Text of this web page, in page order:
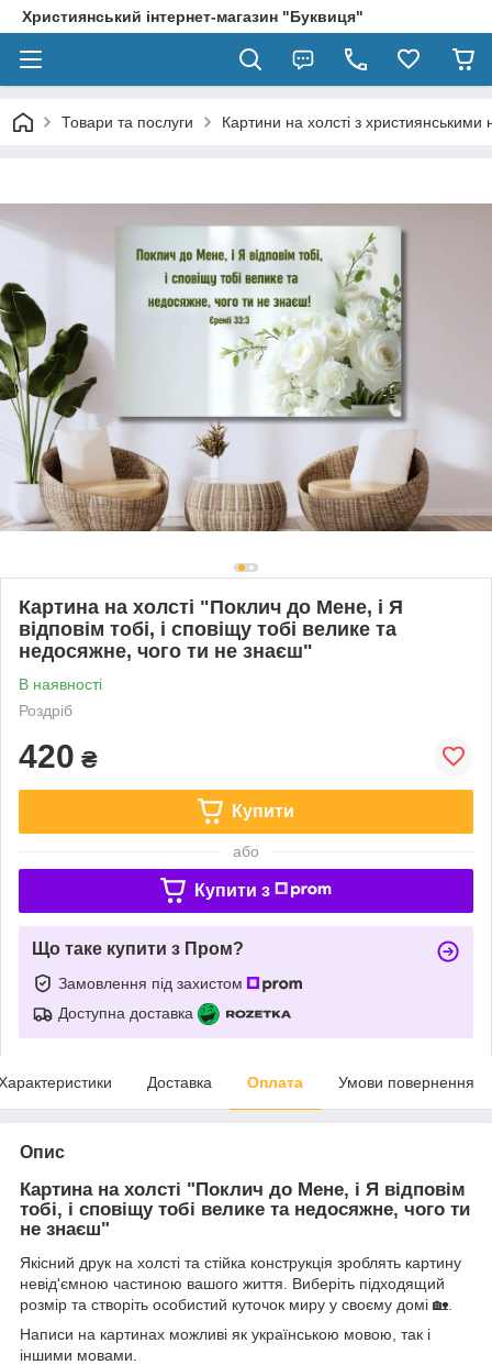
Християнський інтернет-магазин "Буквиця"
Товари та послуги Картини на холсті з християнськими
Картина на холсті "Поклич до Мене, і Я
відповім тобі, і сповіщу тобі велике та
недосяжне, чого ти не знаєш"
В наявності
Роздріб
420 ₴
Купити
або
Купити з
Що таке купити з Пром?
Замовлення під захистом
Доступна доставка
Доставка Оплата Умови повернення
Опис
Картина на холсті "Поклич до Мене, і Я відповім
тобі, і сповіщу тобі велике та недосяжне, чого ти
не знаєш"
Якісний друк на холсті та стійка конструкція зроблять картину
невід'ємною частиною вашого життя. Виберіть підходящий
розмір та створіть особистий куточок миру у своєму домі 🏡.
Написи на картинах можливі як українською мовою, так і
іншими мовами.